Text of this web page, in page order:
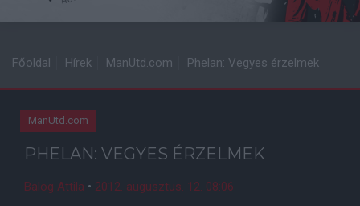
Főoldal Hírek ManUtd.com Phelan: Vegyes érzelmek
ManUtd.com
PHELAN: VEGYES ÉRZELMEK
Balog Attila • 2012. augusztus. 12. 08:06